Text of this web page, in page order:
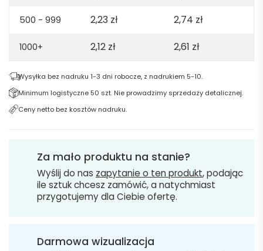
500 - 999 2,23 zł 2,74 zł
1000+ 2,12 zł 2,61 zł
Wysyłka bez nadruku 1-3 dni robocze, z nadrukiem 5-10.
Minimum logistyczne 50 szt. Nie prowadzimy sprzedaży detalicznej.
Ceny netto bez kosztów nadruku.
Za mało produktu na stanie?
Wyślij do nas zapytanie o ten produkt, podając
ile sztuk chcesz zamówić, a natychmiast
przygotujemy dla Ciebie ofertę.
Darmowa wizualizacja